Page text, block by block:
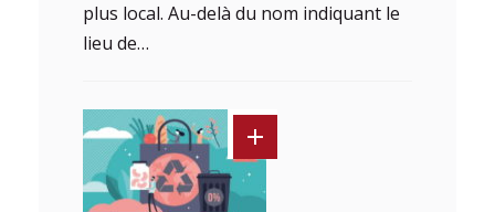
plus local. Au-delà du nom indiquant le
lieu de…